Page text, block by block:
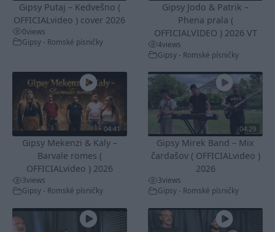
Gipsy Putaj – Kedvešno (
OFFICIALvideo ) cover 2026
0views
Gipsy - Romské písničky
Gipsy Jodo & Patrik –
Phena prala (
OFFICIALVIDEO ) 2026 VT
4views
Gipsy - Romské písničky
04:41
Gipsy Mekenzi & Kaly –
Barvale romes (
OFFICIALvideo ) 2026
3views
Gipsy - Romské písničky
04:29
Gipsy Mirek Band – Mix
čardašov ( OFFICIALvideo )
2026
3views
Gipsy - Romské písničky